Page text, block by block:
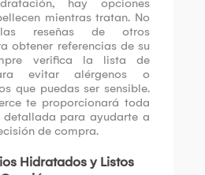
mientras tratan. No
reseñas de otros
obtener referencias de su
verifica la lista de
evitar alérgenos o
que puedas ser sensible.
te proporcionará toda
para ayudarte a
de compra.
Hidratados y Listos